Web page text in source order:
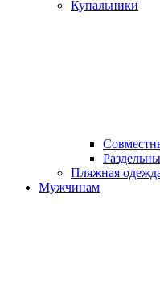
Купальники
Пляжная
Мужчинам